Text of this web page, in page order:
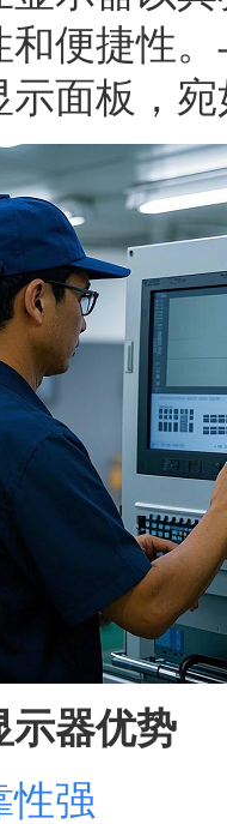
和便捷性
面板，
示器优势
性强